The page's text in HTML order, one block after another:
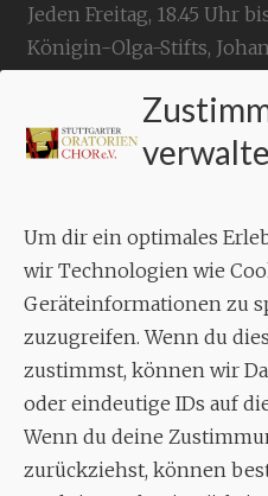
Um dir ein optimales
wir Technologien wie
Geräteinformationen zu
zuzugreifen. Wenn du
zustimmst, können wir
oder eindeutige IDs auf
Wenn du deine
zurückziehst, können
Jeden Freitag, 18.45 Uhr
Königin-Olga-Stifts,
70619
Enrico
Tel.+49